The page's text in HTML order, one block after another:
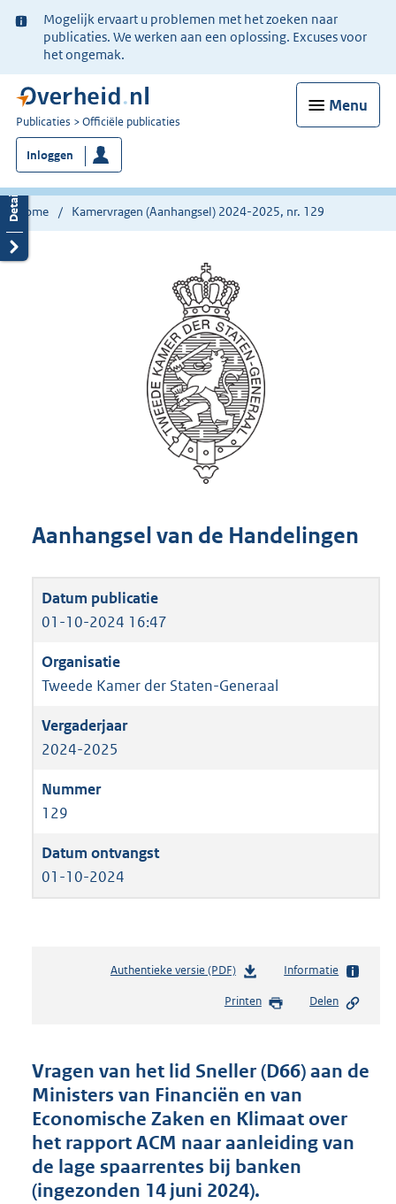
Ter
informatie:
Mogelijk ervaart u problemen met het zoeken naar
publicaties. We werken aan een oplossing. Excuses voor
het ongemak.
Menu
U
bent
nu
hier:
Publicaties Officiële publicaties
Inloggen
Home Kamervragen (Aanhangsel) 2024-2025, nr. 129
Aanhangsel van de Handelingen
01-10-2024 16:47
Tweede Kamer der Staten-Generaal
2024-2025
129
01-10-2024
Authentieke versie (PDF)b
s
n
d
s
g
r
o
o
t
Informatie
Printen Delen
Vragen van het lid Sneller (D66) aan de
Ministers van Financiën en van
Economische Zaken en Klimaat over
het rapport ACM naar aanleiding van
de lage spaarrentes bij banken
(ingezonden 14 juni 2024).